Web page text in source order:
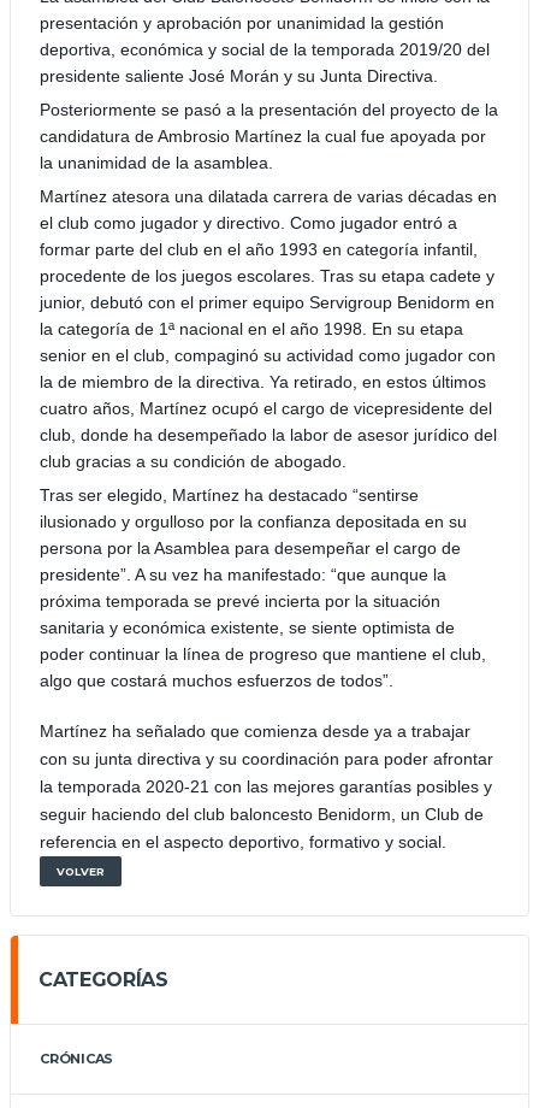
presentación y aprobación por unanimidad la gestión
deportiva, económica y social de la temporada 2019/20 del
presidente saliente José Morán y su Junta Directiva.
Posteriormente se pasó a la presentación del proyecto de la
candidatura de Ambrosio Martínez la cual fue apoyada por
la unanimidad de la asamblea.
Martínez atesora una dilatada carrera de varias décadas en
el club como jugador y directivo. Como jugador entró a
formar parte del club en el año 1993 en categoría infantil,
procedente de los juegos escolares. Tras su etapa cadete y
junior, debutó con el primer equipo Servigroup Benidorm en
la categoría de 1ª nacional en el año 1998. En su etapa
senior en el club, compaginó su actividad como jugador con
la de miembro de la directiva. Ya retirado, en estos últimos
cuatro años, Martínez ocupó el cargo de vicepresidente del
club, donde ha desempeñado la labor de asesor jurídico del
club gracias a su condición de abogado.
Tras ser elegido, Martínez ha destacado “sentirse
ilusionado y orgulloso por la confianza depositada en su
persona por la Asamblea para desempeñar el cargo de
presidente”. A su vez ha manifestado: “que aunque la
próxima temporada se prevé incierta por la situación
sanitaria y económica existente, se siente optimista de
poder continuar la línea de progreso que mantiene el club,
algo que costará muchos esfuerzos de todos”.
Martínez ha señalado que comienza desde ya a trabajar
con su junta directiva y su coordinación para poder afrontar
la temporada 2020-21 con las mejores garantías posibles y
seguir haciendo del club baloncesto Benidorm, un Club de
referencia en el aspecto deportivo, formativo y social.
VOLVER
CATEGORÍAS
CRÓNICAS